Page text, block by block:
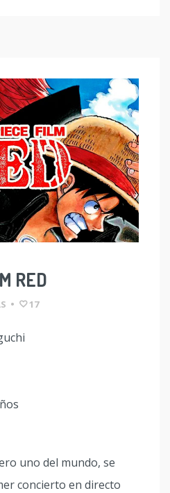
RED
• 17
uno del mundo, se
concierto en directo